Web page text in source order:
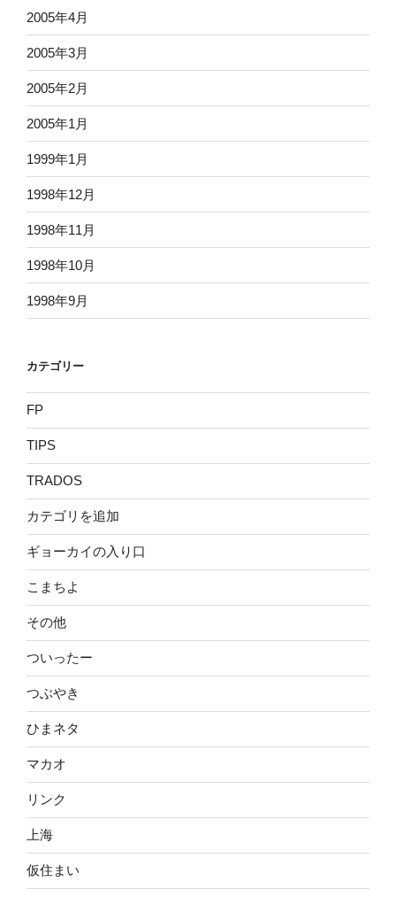
2005年4月
2005年3月
2005年2月
2005年1月
1999年1月
1998年12月
1998年11月
1998年10月
1998年9月
カテゴリー
FP
TIPS
TRADOS
カテゴリを追加
ギョーカイの入り口
こまちよ
その他
ついったー
つぶやき
ひまネタ
マカオ
リンク
上海
仮住まい